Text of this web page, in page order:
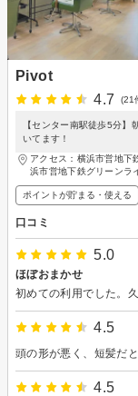
Pivot
4.7
(21
【センター南駅徒歩5分】
いてます！
アクセス：横浜市営地下
浜市営地下鉄グリーンラ
ポイントが貯まる・使える
口コミ
5.0
ほぼおまかせ
4.5
4.5